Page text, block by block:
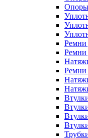
Ремни
Ремни
Ремни